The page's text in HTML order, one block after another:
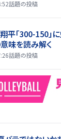
話題の投稿
翔平「300-150」
味を読み解く
話題の投稿